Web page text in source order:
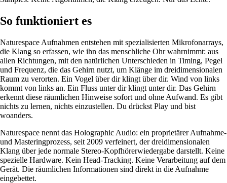
So funktioniert es
Naturespace Aufnahmen entstehen mit spezialisierten Mikrofonarrays,
die Klang so erfassen, wie ihn das menschliche Ohr wahrnimmt: aus
allen Richtungen, mit den natürlichen Unterschieden in Timing, Pegel
und Frequenz, die das Gehirn nutzt, um Klänge im dreidimensionalen
Raum zu verorten. Ein Vogel über dir klingt über dir. Wind von links
kommt von links an. Ein Fluss unter dir klingt unter dir. Das Gehirn
erkennt diese räumlichen Hinweise sofort und ohne Aufwand. Es gibt
nichts zu lernen, nichts einzustellen. Du drückst Play und bist
woanders.
Naturespace nennt das Holographic Audio: ein proprietärer Aufnahme-
und Masteringprozess, seit 2009 verfeinert, der dreidimensionalen
Klang über jede normale Stereo-Kopfhörerwiedergabe darstellt. Keine
spezielle Hardware. Kein Head-Tracking. Keine Verarbeitung auf dem
Gerät. Die räumlichen Informationen sind direkt in die Aufnahme
eingebettet.